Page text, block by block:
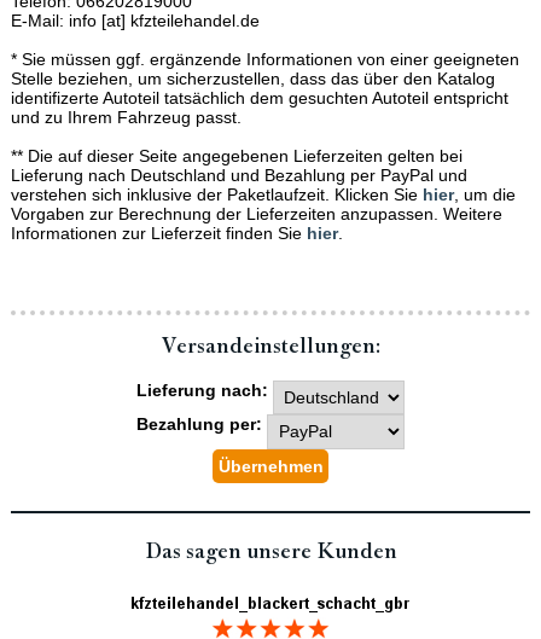
E-Mail: info [at] kfzteilehandel.de
* Sie müssen ggf. ergänzende Informationen von einer geeigneten
Stelle beziehen, um sicherzustellen, dass das über den Katalog
identifizerte Autoteil tatsächlich dem gesuchten Autoteil entspricht
und zu Ihrem Fahrzeug passt.
** Die auf dieser Seite angegebenen Lieferzeiten gelten bei
Lieferung nach Deutschland und Bezahlung per PayPal und
verstehen sich inklusive der Paketlaufzeit. Klicken Sie hier, um die
Vorgaben zur Berechnung der Lieferzeiten anzupassen. Weitere
Informationen zur Lieferzeit finden Sie hier.
Versand­einstellungen:
Lieferung nach:
Bezahlung per:
Das sagen unsere Kunden